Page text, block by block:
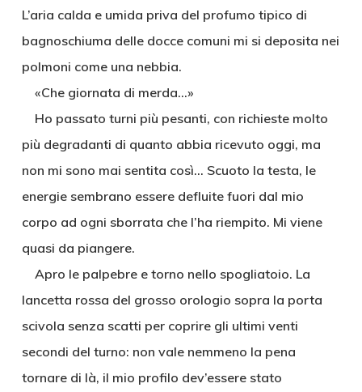
L’aria calda e umida priva del profumo tipico di
bagnoschiuma delle docce comuni mi si deposita nei
polmoni come una nebbia.
«Che giornata di merda…»
Ho passato turni più pesanti, con richieste molto
più degradanti di quanto abbia ricevuto oggi, ma
non mi sono mai sentita così… Scuoto la testa, le
energie sembrano essere defluite fuori dal mio
corpo ad ogni sborrata che l’ha riempito. Mi viene
quasi da piangere.
Apro le palpebre e torno nello spogliatoio. La
lancetta rossa del grosso orologio sopra la porta
scivola senza scatti per coprire gli ultimi venti
secondi del turno: non vale nemmeno la pena
tornare di là, il mio profilo dev’essere stato